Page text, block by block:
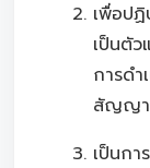
เพื่อป
เป็นตั
การดำ
สัญญ
เป็นกา